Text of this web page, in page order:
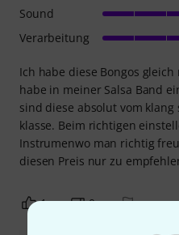
Ich habe diese Bongos
habe in meiner Salsa Band
sind diese absolut vom
klasse. Beim richtigen
Instrumenwo man richtig
diesen Preis nur zu
Sound
Verarbeitung
1 0